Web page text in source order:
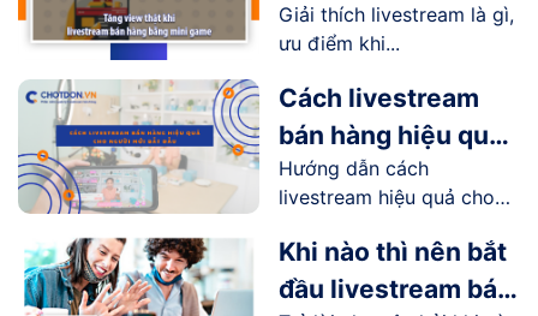
livestream mang lại
như thế nào?
Giải thích livestream là gì,
ưu điểm khi...
Cách livestream
bán hàng hiệu quả
cho người mới bắt
đầu
Hướng dẫn cách
livestream hiệu quả cho
Khi nào thì nên bắt
đầu livestream bán